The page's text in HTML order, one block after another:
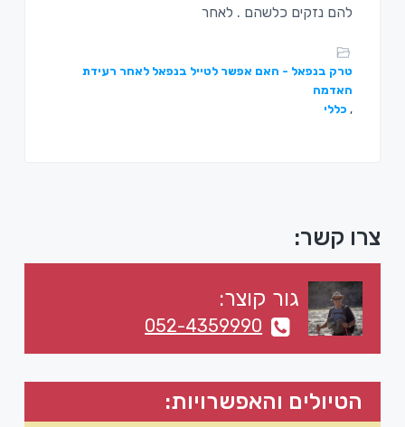
להם נזקים כלשהם . לאחר
טרק בנפאל - האם אפשר לטייל בנפאל לאחר רעידת
האדמה
, כללי
סרגל
צדדי
ראשי
צרו קשר:
גור קוצר:
052-4359990
הטיולים והאפשרויות: